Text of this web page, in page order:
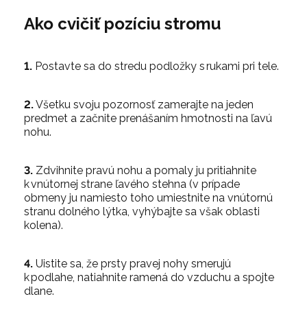
Ako cvičiť pozíciu stromu
1. Postavte sa do stredu podložky s rukami pri tele.
2.Všetku svoju pozornosť zamerajte na jeden
predmet a začnite prenášaním hmotnosti na ľavú
nohu.
3. Zdvihnite pravú nohu a pomaly ju pritiahnite
k vnútornej strane ľavého stehna (v prípade
obmeny ju namiesto toho umiestnite na vnútornú
stranu dolného lýtka, vyhýbajte sa však oblasti
kolena).
4. Uistite sa, že prsty pravej nohy smerujú
k podlahe, natiahnite ramená do vzduchu a spojte
dlane.